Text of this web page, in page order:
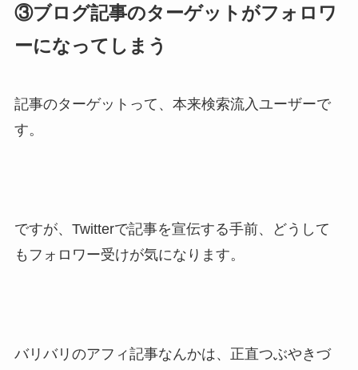
③ブログ記事のターゲットがフォロワ
ーになってしまう
記事のターゲットって、本来検索流入ユーザーで
す。
ですが、Twitterで記事を宣伝する手前、どうして
もフォロワー受けが気になります。
バリバリのアフィ記事なんかは、正直つぶやきづ